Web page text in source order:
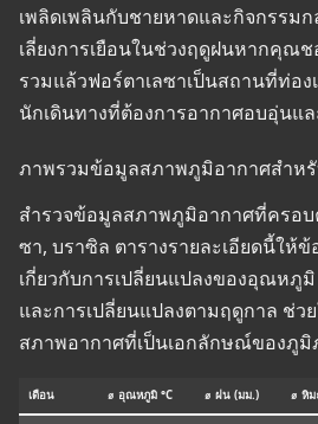
เพลิดเพลินกับชายหาดและกิจกรรมก
เลี่ยงการเยือนในช่วงฤดูฝนหากคุณ
รวมแล้วฟอร์ตาเลซาเป็นสถานที่ท่อง
นักเดินทางที่ต้องการอากาศอบอุ่นแ
ภาพรวมข้อมูลสภาพภูมิอากาศสำหรั
สำรวจข้อมูลสภาพภูมิอากาศที่ครอบ
ซา, บราซิล ตารางรายละเอียดนี้ให้
เกี่ยวกับการเปลี่ยนแปลงของอุณหภู
และการเปลี่ยนแปลงตามฤดูกาล ช่ว
สภาพอากาศที่เป็นเอกลักษณ์ของภู
เดือน ⌀ อุณหภูมิ °C ⌀ ฝน (มม.) ⌀ หิม